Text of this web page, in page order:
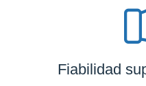
Fiabilidad